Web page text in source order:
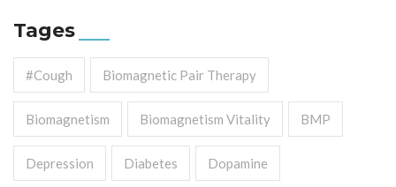
Tages
#cough Biomagnetic Pair Therapy
Biomagnetism Biomagnetism Vitality BMP
Depression Diabetes Dopamine